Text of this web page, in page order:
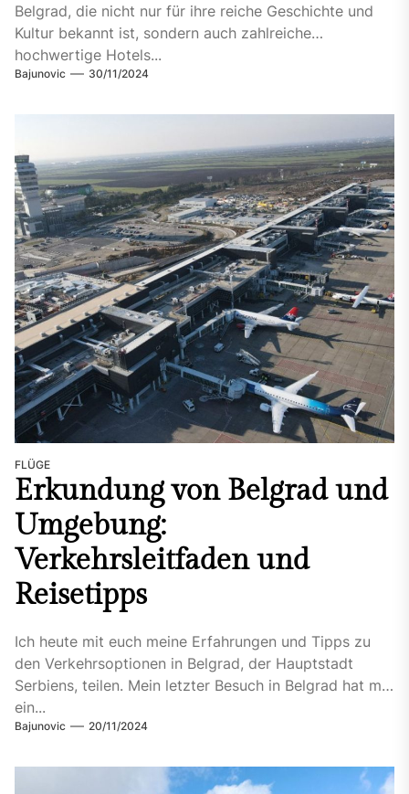
Belgrad, die nicht nur für ihre reiche Geschichte und
Kultur bekannt ist, sondern auch zahlreiche
hochwertige Hotels...
Bajunovic 30/11/2024
FLÜGE
Erkundung von Belgrad und
Umgebung:
Verkehrsleitfaden und
Reisetipps
Ich heute mit euch meine Erfahrungen und Tipps zu
den Verkehrsoptionen in Belgrad, der Hauptstadt
Serbiens, teilen. Mein letzter Besuch in Belgrad hat mir
ein...
Bajunovic 20/11/2024